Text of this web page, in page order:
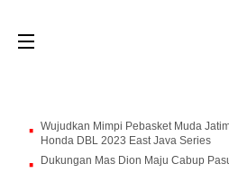
Wujudkan Mimpi Pebasket Muda
Honda DBL 2023 East Java Series
Dukungan Mas Dion Maju Cabup